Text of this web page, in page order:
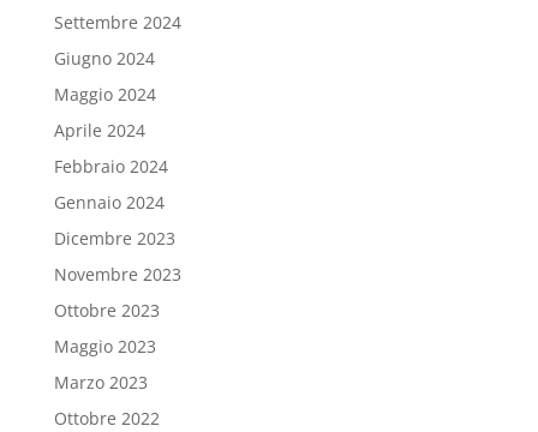
Settembre 2024
Giugno 2024
Maggio 2024
Aprile 2024
Febbraio 2024
Gennaio 2024
Dicembre 2023
Novembre 2023
Ottobre 2023
Maggio 2023
Marzo 2023
Ottobre 2022